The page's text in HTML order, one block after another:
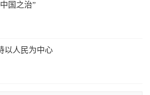
国之治”
以人民为中心